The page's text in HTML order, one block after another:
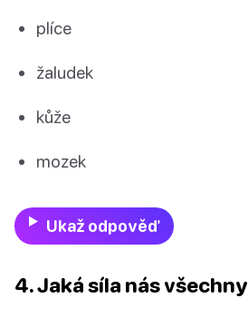
plíce
žaludek
kůže
mozek
Ukaž odpověď
4. Jaká síla nás všechny